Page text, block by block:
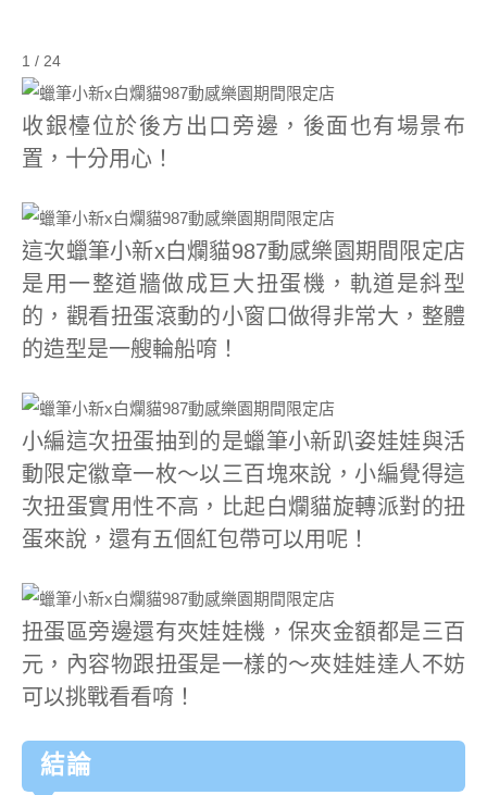
1 / 24
收銀檯位於後方出口旁邊，後面也有場景布
置，十分用心！
這次蠟筆小新x白爛貓987動感樂園期間限定店
是用一整道牆做成巨大扭蛋機，軌道是斜型
的，觀看扭蛋滾動的小窗口做得非常大，整體
的造型是一艘輪船唷！
小編這次扭蛋抽到的是蠟筆小新趴姿娃娃與活
動限定徽章一枚～以三百塊來說，小編覺得這
次扭蛋實用性不高，比起白爛貓旋轉派對的扭
蛋來說，還有五個紅包帶可以用呢！
扭蛋區旁邊還有夾娃娃機，保夾金額都是三百
元，內容物跟扭蛋是一樣的～夾娃娃達人不妨
可以挑戰看看唷！
結論